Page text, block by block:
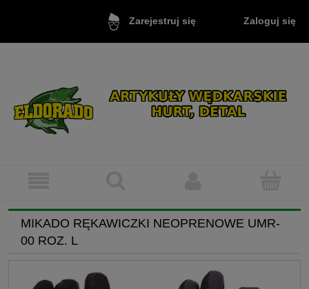
Zarejestruj się Zaloguj się
MIKADO RĘKAWICZKI NEOPRENOWE UMR-
00 ROZ. L